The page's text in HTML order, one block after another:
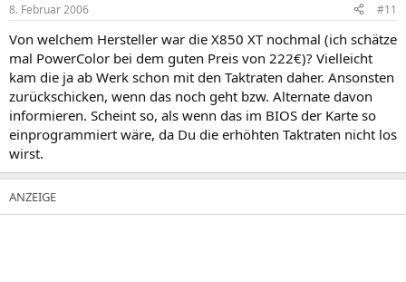
8. Februar 2006 #11
Von welchem Hersteller war die X850 XT nochmal (ich schätze
mal PowerColor bei dem guten Preis von 222€)? Vielleicht
kam die ja ab Werk schon mit den Taktraten daher. Ansonsten
zurückschicken, wenn das noch geht bzw. Alternate davon
informieren. Scheint so, als wenn das im BIOS der Karte so
einprogrammiert wäre, da Du die erhöhten Taktraten nicht los
wirst.